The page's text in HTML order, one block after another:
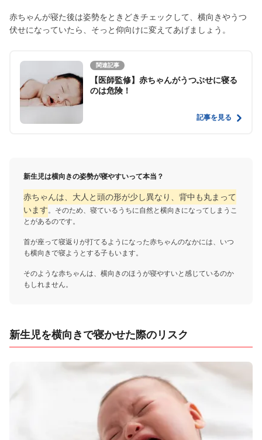
赤ちゃんが寝た後は姿勢をときどきチェックして、横向きやうつ
伏せになっていたら、そっと仰向けに変えてあげましょう。
関連記事
【医師監修】赤ちゃんがうつぶせに寝る
のは危険！
記事を見る
新生児は横向きの姿勢が寝やすいって本当？
赤ちゃんは、大人と頭の形が少し異なり、背中も丸まって
います 。そのため、寝ているうちに自然と横向きになってしまうこ
とがあるのです。
首が座って寝返りが打てるようになった赤ちゃんのなかには、いつ
も横向きで寝ようとする子もいます。
そのような赤ちゃんは、横向きのほうが寝やすいと感じているのか
もしれません。
新生児を横向きで寝かせた際のリスク